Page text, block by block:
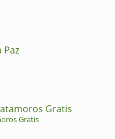
Paz
Gratis
Gratis